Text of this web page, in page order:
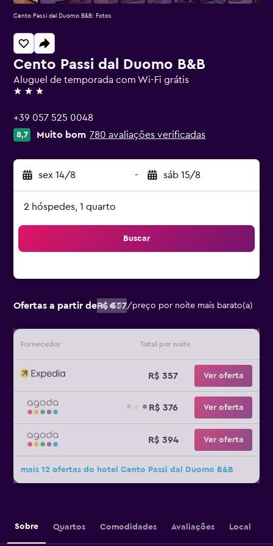
Cento Passi dal Duomo B&B
Aluguel de temporada com Wi-Fi grátis
3 estrelas
+39 057 525 0048
8,7 Muito bom 780 avaliações verificadas
sex 14/8 - sáb 15/8
2 hóspedes, 1 quarto
Buscar
Ofertas a partir deR$ 357/preço por noite mais barato(a)
Fornecedor Total por noite
R$ 357 Ver oferta
R$ 376 Ver oferta
R$ 394 Ver oferta
mais 12 ofertas do hotel Cento Passi dal Duomo B&B
Cento Passi dal Duomo B&B: Fotos
Sobre Quartos Comodidades Avaliações Local